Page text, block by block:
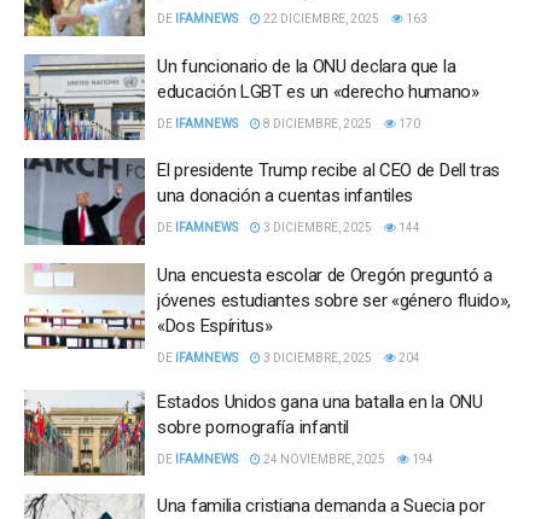
DE IFAMNEWS 22 DICIEMBRE, 2025 163
Un funcionario de la ONU declara que la
educación LGBT es un «derecho humano»
DE IFAMNEWS 8 DICIEMBRE, 2025 170
El presidente Trump recibe al CEO de Dell tras
una donación a cuentas infantiles
DE IFAMNEWS 3 DICIEMBRE, 2025 144
Una encuesta escolar de Oregón preguntó a
jóvenes estudiantes sobre ser «género fluido»,
«Dos Espíritus»
DE IFAMNEWS 3 DICIEMBRE, 2025 204
Estados Unidos gana una batalla en la ONU
sobre pornografía infantil
DE IFAMNEWS 24 NOVIEMBRE, 2025 194
Una familia cristiana demanda a Suecia por